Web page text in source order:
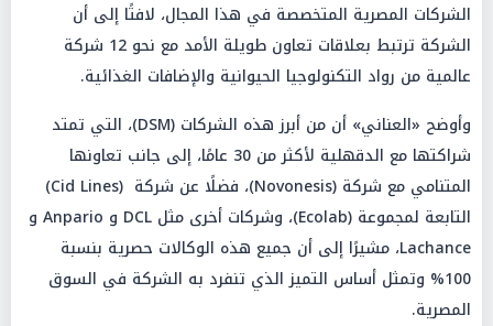
الشركات المصرية المتخصصة في هذا المجال، لافتًا إلى أن
الشركة ترتبط بعلاقات تعاون طويلة الأمد مع نحو 12 شركة
عالمية من رواد التكنولوجيا الحيوانية والإضافات الغذائية.
وأوضح «العناني» أن من أبرز هذه الشركات (DSM)، التي تمتد
شراكتها مع الدقهلية لأكثر من 30 عامًا، إلى جانب تعاونها
المتنامي مع شركة (Novonesis)، فضلًا عن شركة (Cid Lines)
التابعة لمجموعة (Ecolab)، وشركات أخرى مثل DCL و Anpario و
Lachance، مشيرًا إلى أن جميع هذه الوكالات حصرية بنسبة
100% وتمثل أساس التميز الذي تنفرد به الشركة في السوق
المصرية.